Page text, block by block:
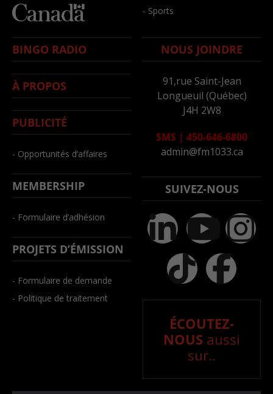
- Sports
BINGO RADIO
À PROPOS
PUBLICITÉ
- Opportunités d’affaires
MEMBERSHIP
- Formulaire d’adhésion
PROJETS D’ÉMISSION
- Formulaire de demande
- Politique de traitement
NOUS JOINDRE
91,rue Saint-Jean
Longueuil (Québec)
J4H 2W8
SMS | 450-646-6800
admin@fm1033.ca
SUIVEZ-NOUS
ÉCOUTEZ-
NOUS aussi
sur..